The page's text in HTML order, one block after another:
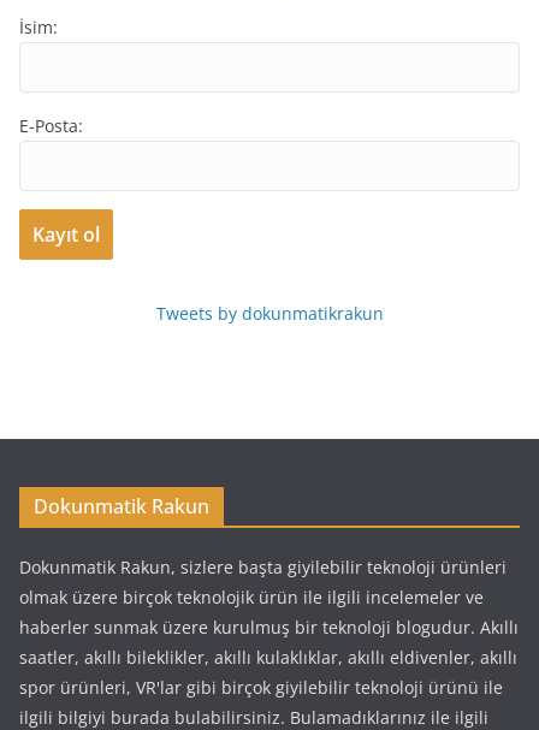
İsim:
E-Posta:
Tweets by dokunmatikrakun
Dokunmatik Rakun
Dokunmatik Rakun, sizlere başta giyilebilir teknoloji ürünleri
olmak üzere birçok teknolojik ürün ile ilgili incelemeler ve
haberler sunmak üzere kurulmuş bir teknoloji blogudur. Akıllı
saatler, akıllı bileklikler, akıllı kulaklıklar, akıllı eldivenler, akıllı
spor ürünleri, VR'lar gibi birçok giyilebilir teknoloji ürünü ile
ilgili bilgiyi burada bulabilirsiniz. Bulamadıklarınız ile ilgili